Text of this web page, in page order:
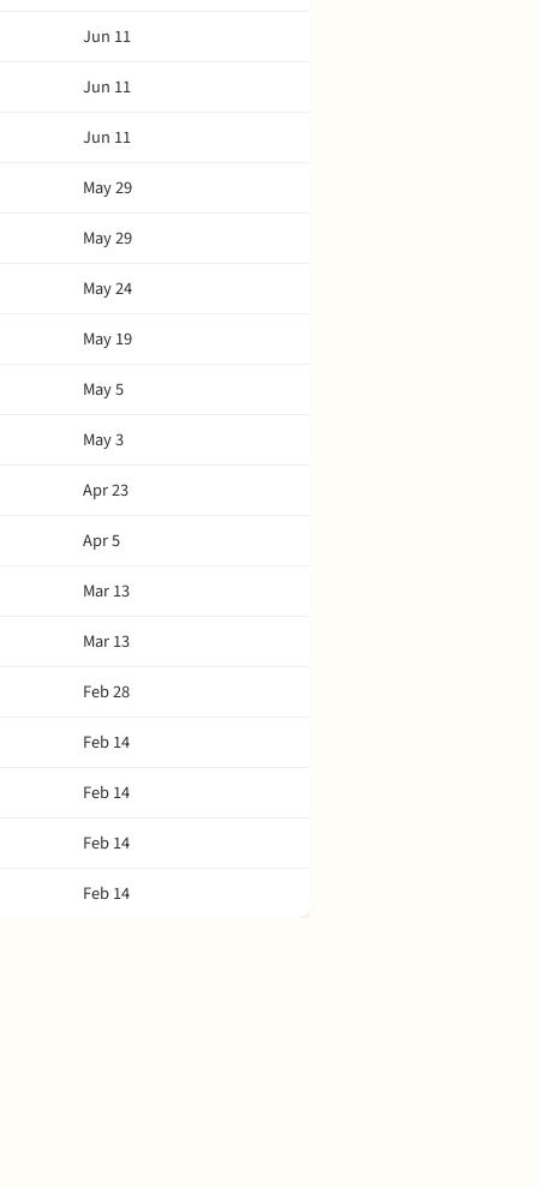
Jun 11
Jun 11
Jun 11
May 29
May 29
May 24
May 19
May 5
May 3
Apr 23
Apr 5
Mar 13
Mar 13
Feb 28
Feb 14
Feb 14
Feb 14
Feb 14